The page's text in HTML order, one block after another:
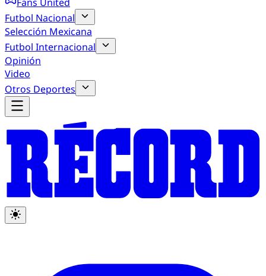
Futbol Nacional
Selección Mexicana
Futbol Internacional
Opinión
Video
Otros Deportes